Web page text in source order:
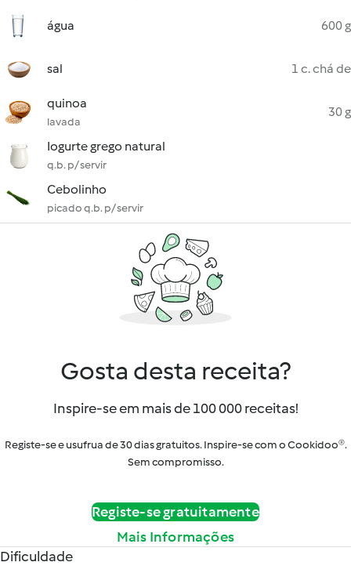
água 600 g
sal 1 c. chá de
quinoa
lavada
30 g
Iogurte grego natural
q.b. p/ servir
Cebolinho
picado q.b. p/ servir
Gosta desta receita?
Inspire-se em mais de 100 000 receitas!
Registe-se e usufrua de 30 dias gratuitos. Inspire-se com o Cookidoo®.
Sem compromisso.
Registe-se gratuitamente
Mais Informações
Dificuldade